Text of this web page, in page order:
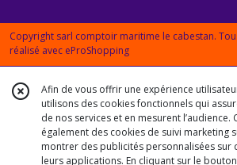
Copyright sarl comptoir maritime le cabestan.
réalisé avec eProShopping
Afin de vous offrir une expérience
utilisons des cookies fonctionnels qui
de nos services et en mesurent l’audience.
également des cookies de suivi marketing
montrer des publicités personnalisées sur
leurs applications. En cliquant sur le bouton